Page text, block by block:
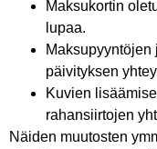
Maksukortin
lupaa.
päivityksen
Kuvien
rahansiirtojen
Näiden muutosten